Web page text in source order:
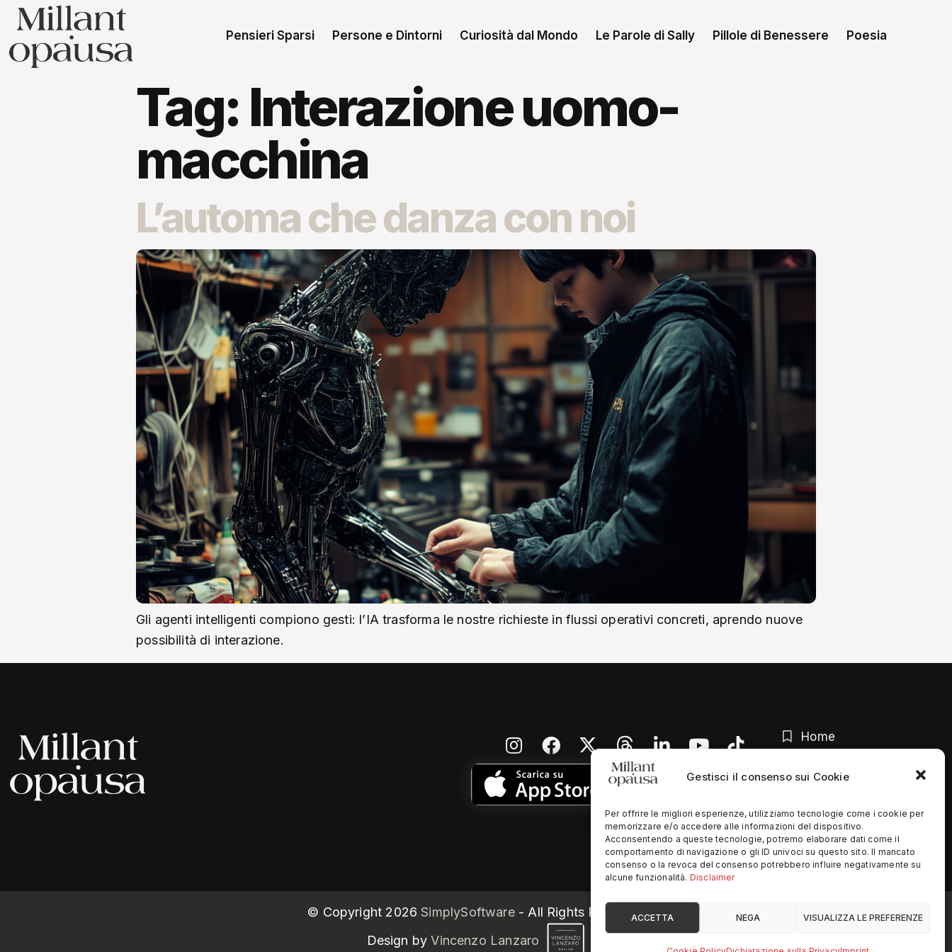
Gestisci il consenso sui Cookie
Per offrire le migliori esperienze, utilizziamo tecnologie come i cookie per
memorizzare e/o accedere alle informazioni del dispositivo.
Acconsentendo a queste tecnologie, potremo elaborare dati come il
comportamento di navigazione o gli ID univoci su questo sito. Il mancato
consenso o la revoca del consenso potrebbero influire negativamente su
alcune funzionalità. Disclaimer
ACCETTA NEGA VISUALIZZA LE PREFERENZE
Pensieri Sparsi Persone e Dintorni Curiosità dal Mondo Le Parole di Sally Pillole di Benessere Poesia
Tag: Interazione uomo-
macchina
L’automa che danza con noi
Gli agenti intelligenti compiono gesti: l’IA trasforma le nostre richieste in flussi operativi concreti, aprendo nuove
possibilità di interazione.
Home
Privacy Policy
© Copyright 2026 SimplySoftware- All Rights Reserved
Design byVincenzo Lanzaro